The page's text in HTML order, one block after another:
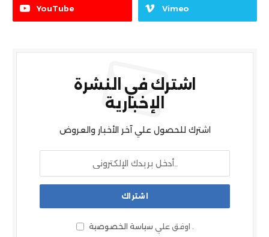
YouTube Vimeo
اشترك في النشرة
الإخبارية
اشترك للحصول علي آخر الأخبار والعروض
اوفق علي سياسة الخصوصية .